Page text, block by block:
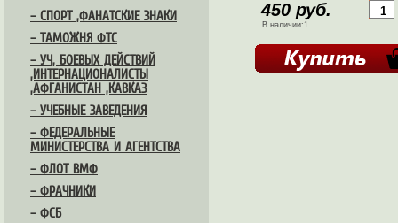
– СПОРТ ,ФАНАТСКИЕ ЗНАКИ
– ТАМОЖНЯ ФТС
– УЧ, БОЕВЫХ ДЕЙСТВИЙ
,ИНТЕРНАЦИОНАЛИСТЫ
,АФГАНИСТАН ,КАВКАЗ
– УЧЕБНЫЕ ЗАВЕДЕНИЯ
– ФЕДЕРАЛЬНЫЕ
МИНИСТЕРСТВА И АГЕНТСТВА
– ФЛОТ ВМФ
– ФРАЧНИКИ
– ФСБ
450 руб.
В наличии:1